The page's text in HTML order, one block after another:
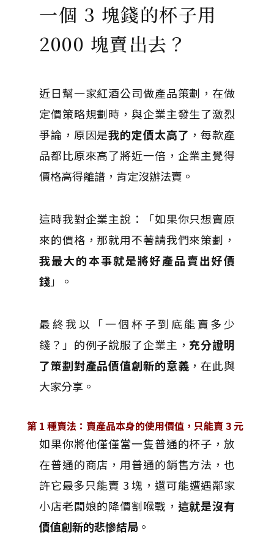
一個 3 塊錢的杯子用
2000 塊賣出去？
近日幫一家紅酒公司做產品策劃，在做
定價策略規劃時，與企業主發生了激烈
爭論，原因是我的定價太高了 ，每款產
品都比原來高了將近一倍，企業主覺得
價格高得離譜，肯定沒辦法賣。
這時我對企業主說：「如果你只想賣原
來的價格，那就用不著請我們來策劃，
我最大的本事就是將好產品賣出好價
錢」。
最終我以「一個杯子到底能賣多少
錢？」的例子說服了企業主， 充分證明
了策劃對產品價值創新的意義 ，在此與
大家分享。
第 1 種賣法：賣產品本身的使用價值，只能賣 3 元
如果你將他僅僅當一隻普通的杯子，放
在普通的商店，用普通的銷售方法，也
許它最多只能賣 3 塊，還可能遭遇鄰家
小店老闆娘的降價割喉戰， 這就是沒有
價值創新的悲慘結局 。